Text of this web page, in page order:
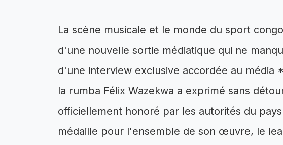
La scène musicale et le monde du sport
d'une nouvelle sortie médiatique qui ne
d'une interview exclusive accordée au média
la rumba Félix Wazekwa a exprimé sans
officiellement honoré par les autorités du
médaille pour l'ensemble de son œuvre, le